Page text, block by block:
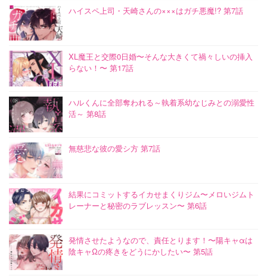
ハイスペ上司・天崎さんの×××はガチ悪魔!? 第7話
XL魔王と交際0日婚〜そんな大きくて禍々しいの挿入
らない！〜 第17話
ハルくんに全部奪われる～執着系幼なじみとの溺愛性
活～ 第8話
無慈悲な彼の愛シ方 第7話
結果にコミットするイカせまくりジム〜メロいジムト
レーナーと秘密のラブレッスン〜 第6話
発情させたようなので、責任とります！〜陽キャαは
陰キャΩの疼きをどうにかしたい〜 第5話